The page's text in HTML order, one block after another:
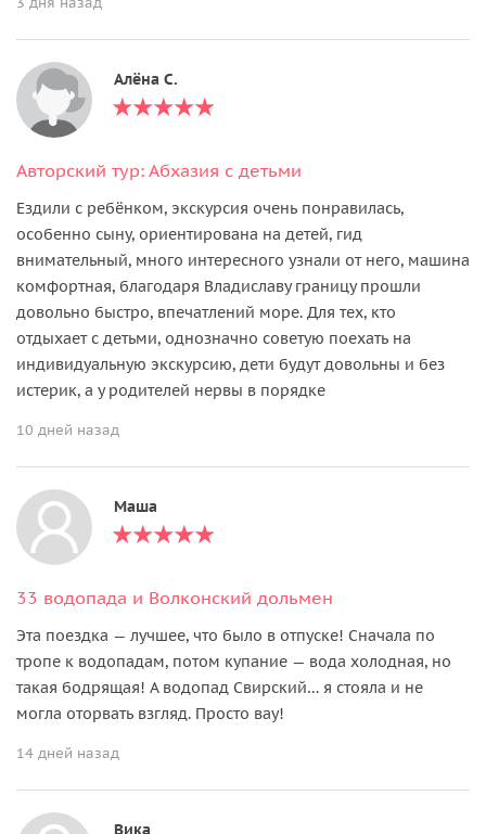
Алёна С.
Авторский тур: Абхазия с детьми
Ездили с ребёнком, экскурсия очень понравилась,
особенно сыну, ориентирована на детей, гид
внимательный, много интересного узнали от него, машина
комфортная, благодаря Владиславу границу прошли
довольно быстро, впечатлений море. Для тех, кто
отдыхает с детьми, однозначно советую поехать на
индивидуальную экскурсию, дети будут довольны и без
истерик, а у родителей нервы в порядке
10 дней назад
Маша
33 водопада и Волконский дольмен
Эта поездка — лучшее, что было в отпуске! Сначала по
тропе к водопадам, потом купание — вода холодная, но
такая бодрящая! А водопад Свирский… я стояла и не
могла оторвать взгляд. Просто вау!
14 дней назад
Вика